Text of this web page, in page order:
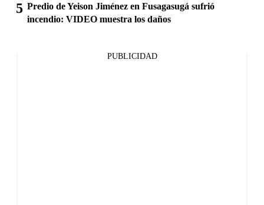
Predio de Yeison Jiménez en Fusagasugá sufrió
incendio: VIDEO muestra los daños
PUBLICIDAD